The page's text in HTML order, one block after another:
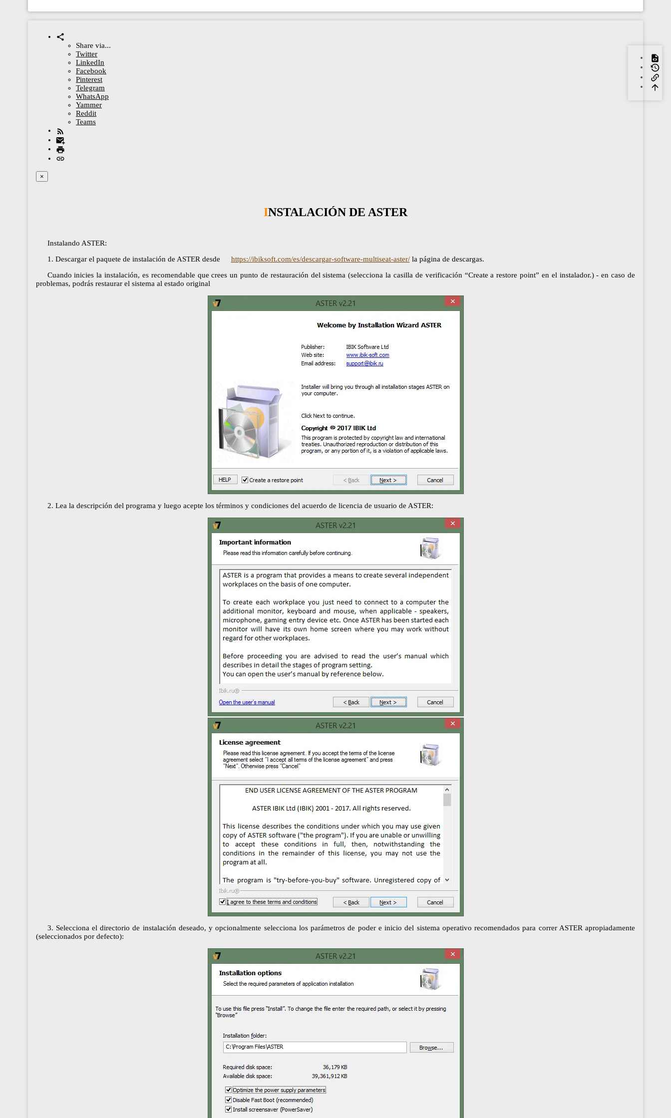
Share via...
Twitter
LinkedIn
Facebook
Pinterest
Telegram
WhatsApp
Yammer
Reddit
Teams
×
INSTALACIÓN DE ASTER
Instalando ASTER:
1. Descargar el paquete de instalación de ASTER desde
https://ibiksoft.com/es/descargar-software-multiseat-aster/la página de descargas.
Cuando inicies la instalación, es recomendable que crees un punto de restauración del sistema (selecciona la casilla de verificación “Create a restore point” en el instalador.) - en caso de
problemas, podrás restaurar el sistema al estado original
2. Lea la descripción del programa y luego acepte los términos y condiciones del acuerdo de licencia de usuario de ASTER:
3. Selecciona el directorio de instalación deseado, y opcionalmente selecciona los parámetros de poder e inicio del sistema operativo recomendados para correr ASTER apropiadamente
(seleccionados por defecto):